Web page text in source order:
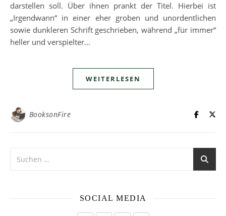
darstellen soll. Über ihnen prankt der Titel. Hierbei ist
„Irgendwann“ in einer eher groben und unordentlichen
sowie dunkleren Schrift geschrieben, während „für immer“
heller und verspielter…
WEITERLESEN
BooksonFire
SOCIAL MEDIA